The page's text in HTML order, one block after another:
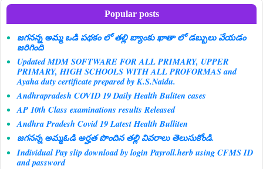
Popular posts
జగనన్న అమ్మ ఒడి పథకం లో తల్లి బ్యాంకు ఖాతా లో డబ్బులు వేయడం
జరిగింది
Updated MDM SOFTWARE FOR ALL PRIMARY, UPPER
PRIMARY, HIGH SCHOOLS WITH ALL PROFORMAS and
Ayaha duty certificate prepared by K.S.Naidu.
Andhrapradesh COVID 19 Daily Health Buliten cases
AP 10th Class examinations results Released
Andhra Pradesh Covid 19 Latest Health Bulliten
జగనన్న అమ్మఓడి అర్హత పొందిన తల్లి వివరాలు తెలుసుకోండి.
Individual Pay slip download by login Payroll.herb using CFMS ID
and password